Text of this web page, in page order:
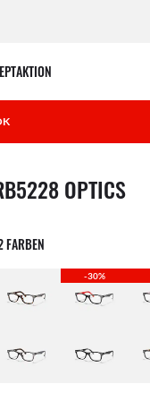
AKTION
wurde von deiner
OPTICS
FARBEN
-30%